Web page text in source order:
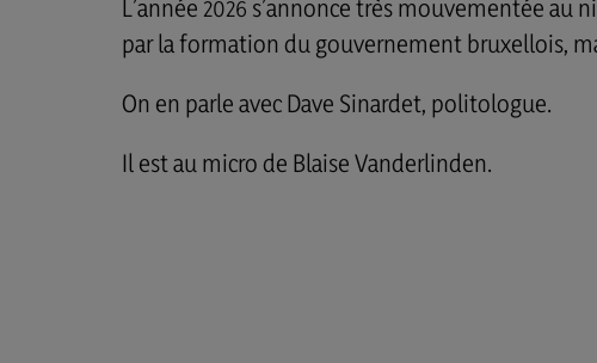
L’année 2026 s’annonce très mouvementée
par la formation du gouvernement bruxellois,
On en parle avec Dave Sinardet, politologue.
Il est au micro de Blaise Vanderlinden.